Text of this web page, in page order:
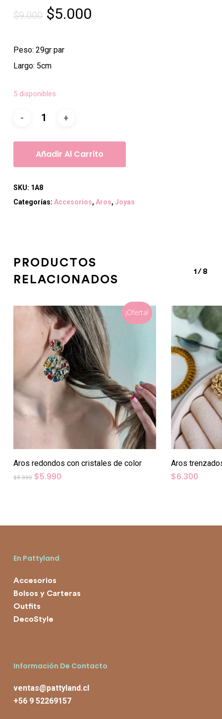
$9.000 El
era:
$9.000.
$5.000El
Peso: 29gr par
Largo: 5cm
5 disponibles
Añadir Al Carrito
SKU: 1A8
Categorías: Accesorios, Aros, Joyas
PRODUCTOS
RELACIONADOS
1/8
¡Oferta!
Aros redondos con cristales de color
$8.990 El
$5.990El
Aros
$6.300
En Pattyland
Accesorios
Bolsos y Carteras
Outfits
DecoStyle
Información De Contacto
ventas@pattyland.cl
+56 9 52269157